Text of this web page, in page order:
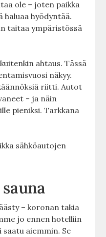
ole – joten paikka
hyödyntää.
taitaa ympäristössä
ahtaus. Tässä
näkyy.
riitti. Autot
– ja näin
pieniksi. Tarkkana
sähköautojen
– koronan takia
jo ennen hotelliin
aiemmin. Se